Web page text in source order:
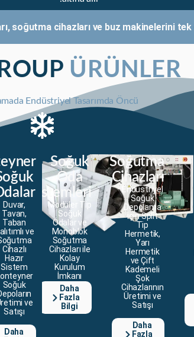
soğutma cihazları ve buz makinelerini tek
ÜRÜNLER
Endüstriyel Tasarımda Öncü
Soğutma
Cihazları
Endüstriyel
Soğuk
Depolama
için Split
Tip
Hermetik,
Yarı
Hermetik
ve Çift
Kademeli
Şok
Cihazlarının
Üretimi ve
Satışı
Daha
Fazla
Soğuk
Oda
Sistemleri
Modüler Tip
Soğuk
Odalar ve
Monoblok
Soğutma
Cihazları ile
Kolay
Kurulum
İmkanı
Daha
Fazla
Bilgi
Duvar,
Tavan,
Taban
ve
Cihazlı
Hazır
Sistem
Soğuk
ve
Satışı
Daha